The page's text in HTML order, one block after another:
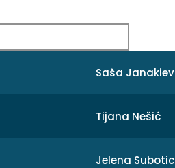
Saša Janakiev
Tijana Nešić
Jelena Subotic